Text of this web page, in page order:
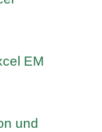
EM
und